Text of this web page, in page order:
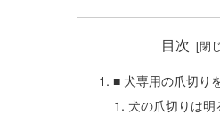
目次
■ 犬専用の爪切り
犬の爪切りは明